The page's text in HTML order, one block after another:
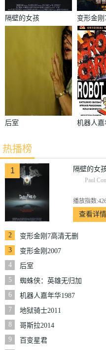
隔壁的女孩
变形金刚
清无删减
后室
机器人嘉
热播榜
1 隔壁的女
Paul
播放指数
查看详情
2
变形金刚7高清无删
减版
3
变形金刚2007
4
后室
5
蜘蛛侠：英雄无归加
长版
6
机器人嘉年华1987
7
地狱骑士2011
8
哥斯拉2014
9
百变星君